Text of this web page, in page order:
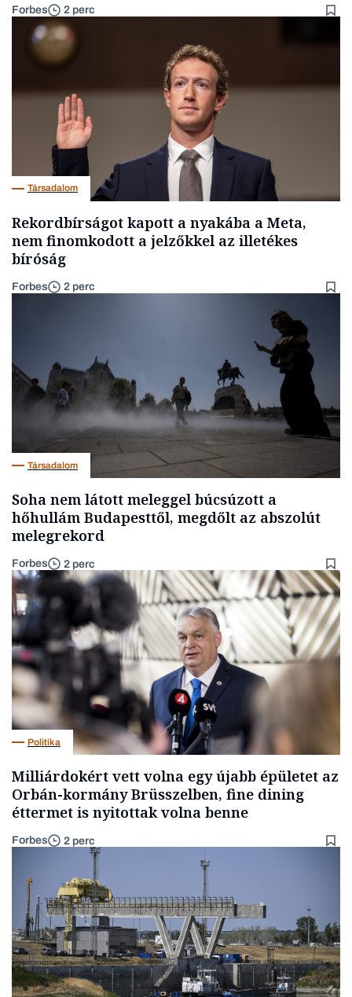
Forbes 2 perc
Társadalom
Rekordbírságot kapott a nyakába a Meta,
nem finomkodott a jelzőkkel az illetékes
bíróság
Forbes 2 perc
Társadalom
Soha nem látott meleggel búcsúzott a
hőhullám Budapesttől, megdőlt az abszolút
melegrekord
Forbes 2 perc
Politika
Milliárdokért vett volna egy újabb épületet az
Orbán-kormány Brüsszelben, fine dining
éttermet is nyitottak volna benne
Forbes 2 perc